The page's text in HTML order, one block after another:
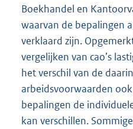
Boekhandel en
waarvan de bepalingen
verklaard zijn.
vergelijken van cao’s
het verschil van de
arbeidsvoorwaarden
bepalingen de
kan verschillen.